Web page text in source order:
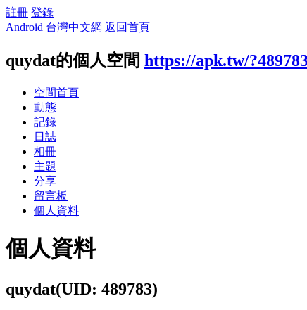
註冊 登錄
Android 台灣中文網 返回首頁
quydat的個人空間 https://apk.tw/
空間首頁
動態
記錄
日誌
相冊
主題
分享
留言板
個人資料
個人資料
quydat(UID: 489783)